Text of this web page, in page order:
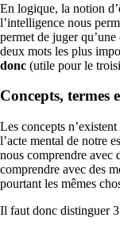
En logique, la notion
l’intelligence nous
permet de juger qu’une
deux mots les plus
donc (utile pour le
Concepts, termes
Les concepts n’existent
l’acte mental de notre
nous comprendre avec
comprendre avec des
pourtant les mêmes
Il faut donc distinguer